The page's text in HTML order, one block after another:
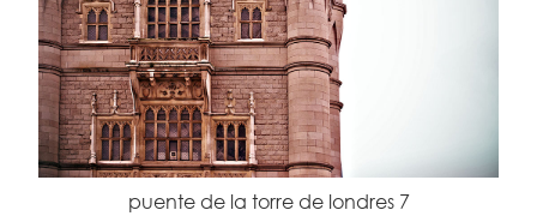
puente de la torre de londres 7